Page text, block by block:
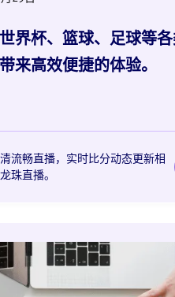
界杯、篮球、足球等
来高效便捷的体验。
流畅直播，实时比分动态更新相
珠直播。